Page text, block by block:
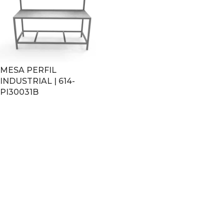
MESA PERFIL
INDUSTRIAL | 614-
PI30031B